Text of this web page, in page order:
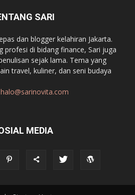
SARI
dan blogger kelahiran Jakarta.
profesi di bidang finance, Sari juga
sejak lama. Tema yang
travel, kuliner, dan seni budaya
halo@sarinovita.com
MEDIA